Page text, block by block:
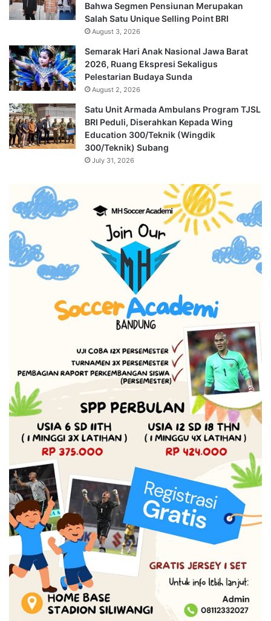
Bahwa Segmen Pensiunan Merupakan
Salah Satu Unique Selling Point BRI
August 3, 2026
Semarak Hari Anak Nasional Jawa Barat
2026, Ruang Ekspresi Sekaligus
Pelestarian Budaya Sunda
August 2, 2026
Satu Unit Armada Ambulans Program TJSL
BRI Peduli, Diserahkan Kepada Wing
Education 300/Teknik (Wingdik
300/Teknik) Subang
July 31, 2026